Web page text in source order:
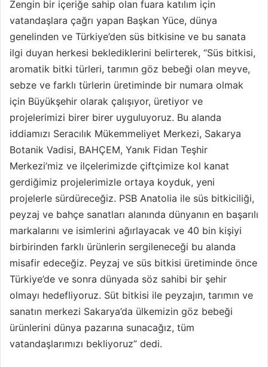
Zengin bir içeriğe sahip olan fuara katılım için
vatandaşlara çağrı yapan Başkan Yüce, dünya
genelinden ve Türkiye’den süs bitkisine ve bu sanata
ilgi duyan herkesi beklediklerini belirterek, “Süs bitkisi,
aromatik bitki türleri, tarımın göz bebeği olan meyve,
sebze ve farklı türlerin üretiminde bir numara olmak
için Büyükşehir olarak çalışıyor, üretiyor ve
projelerimizi birer birer uyguluyoruz. Bu alanda
iddiamızı Seracılık Mükemmeliyet Merkezi, Sakarya
Botanik Vadisi, BAHÇEM, Yanık Fidan Teşhir
Merkezi’miz ve ilçelerimizde çiftçimize kol kanat
gerdiğimiz projelerimizle ortaya koyduk, yeni
projelerle sürdüreceğiz. PSB Anatolia ile süs bitkiciliği,
peyzaj ve bahçe sanatları alanında dünyanın en başarılı
markalarını ve isimlerini ağırlayacak ve 40 bin kişiyi
birbirinden farklı ürünlerin sergileneceği bu alanda
misafir edeceğiz. Peyzaj ve süs bitkisi üretiminde önce
Türkiye’de ve sonra dünyada söz sahibi bir şehir
olmayı hedefliyoruz. Süt bitkisi ile peyzajın, tarımın ve
sanatın merkezi Sakarya’da ülkemizin göz bebeği
ürünlerini dünya pazarına sunacağız, tüm
vatandaşlarımızı bekliyoruz” dedi.